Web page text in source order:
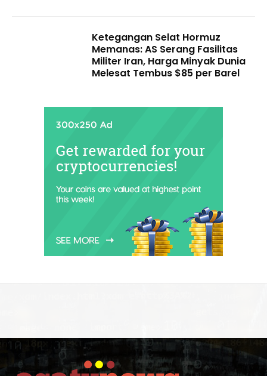
Ketegangan Selat Hormuz
Memanas: AS Serang Fasilitas
Militer Iran, Harga Minyak Dunia
Melesat Tembus $85 per Barel